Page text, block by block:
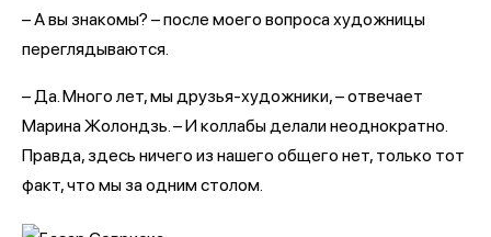
– А вы знакомы? – после моего вопроса художницы
переглядываются.
– Да. Много лет, мы друзья-художники, – отвечает
Марина Жолондзь. – И коллабы делали неоднократно.
Правда, здесь ничего из нашего общего нет, только тот
факт, что мы за одним столом.